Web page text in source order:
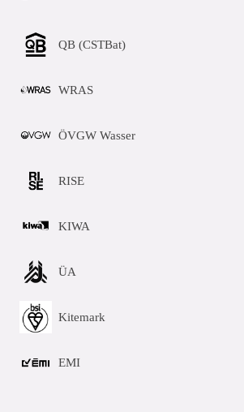
QB (CSTBat)
WRAS
ÖVGW Wasser
RISE
KIWA
ÜA
Kitemark
EMI